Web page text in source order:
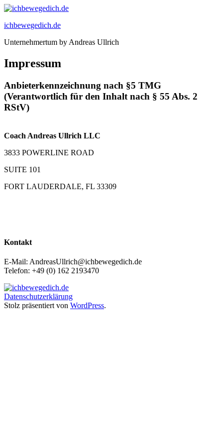
Zum
springen
ichbewegedich.de
Unternehmertum by Andreas Ullrich
Impressum
Anbieterkennzeichnung nach §5 TMG
(Verantwortlich für den Inhalt nach § 55 Abs. 2
RStV)
Coach Andreas Ullrich LLC
3833 POWERLINE ROAD
SUITE 101
FORT LAUDERDALE, FL 33309
Kontakt
E-Mail: AndreasUllrich@ichbewegedich.de
Telefon: +49 (0) 162 2193470
Datenschutzerklärung
Stolz präsentiert von WordPress.